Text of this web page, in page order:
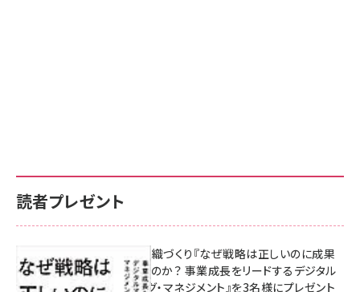
読者プレゼント
成果を生む組織づくり『なぜ戦略は正しいのに成果
があがらないのか？ 事業成長をリードするデジタル
マーケティング・マネジメント』を3名様にプレゼント